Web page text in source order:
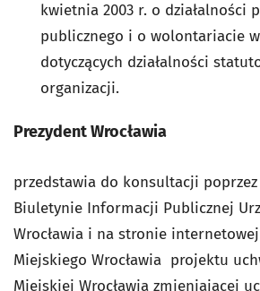
kwietnia 2003 r. o działalności
publicznego i o wolontariacie
dotyczących działalności
organizacji.
Prezydent Wrocławia
przedstawia do konsultacji
Biuletynie Informacji Publicznej
Wrocławia i na stronie
Miejskiego Wrocławia projektu
Miejskiej Wrocławia zmieniającej